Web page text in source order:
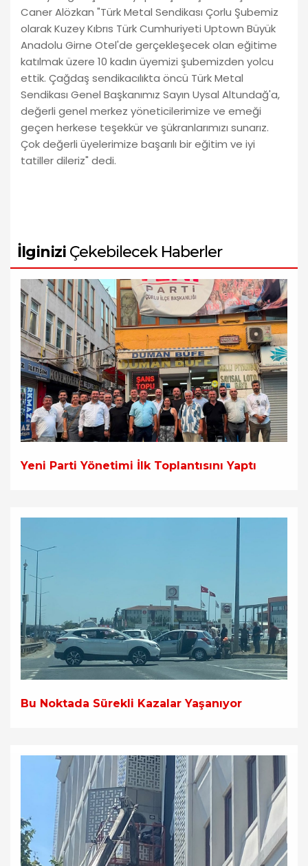
Caner Alözkan "Türk Metal Sendikası Çorlu Şubemiz
olarak Kuzey Kıbrıs Türk Cumhuriyeti Uptown Büyük
Anadolu Girne Otel'de gerçekleşecek olan eğitime
katılmak üzere 10 kadın üyemizi şubemizden yolcu
ettik. Çağdaş sendikacılıkta öncü Türk Metal
Sendikası Genel Başkanımız Sayın Uysal Altundağ'a,
değerli genel merkez yöneticilerimize ve emeği
geçen herkese teşekkür ve şükranlarımızı sunarız.
Çok değerli üyelerimize başarılı bir eğitim ve iyi
tatiller dileriz" dedi.
İlginizi Çekebilecek Haberler
Yeni Parti Yönetimi İlk Toplantısını Yaptı
Bu Noktada Sürekli Kazalar Yaşanıyor